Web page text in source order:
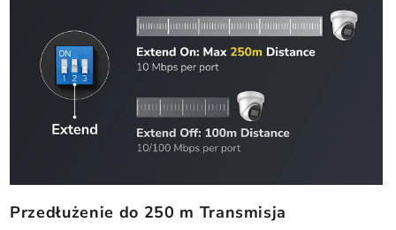
Przedłużenie do 250 m Transmisja